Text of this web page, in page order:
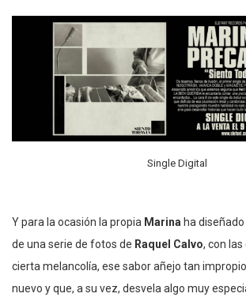
Single Digital
Y para la ocasión la propia Marina ha
de una serie de fotos de Raquel Calvo, con
cierta melancolía, ese sabor añejo tan
nuevo y que, a su vez, desvela algo muy